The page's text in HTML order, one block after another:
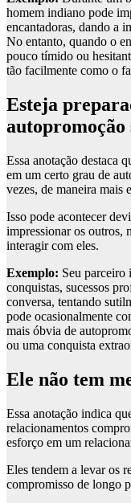
homem indiano pode
encantadoras, dando a
No entanto, quando o
pouco tímido ou
tão facilmente como o
Esteja
Essa anotação destaca
em um certo grau de
vezes, de maneira mais
Isso pode acontecer
impressionar os outros,
interagir com eles.
Exemplo: Seu parceiro
conquistas, sucessos
conversa, tentando
pode ocasionalmente
mais óbvia de
ou uma conquista
Ele não tem
Essa anotação indica
relacionamentos
esforço em um
Eles tendem a levar os
compromisso de longo